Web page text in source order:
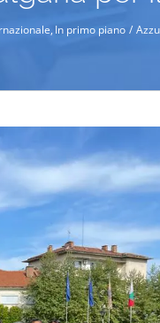
In primo piano